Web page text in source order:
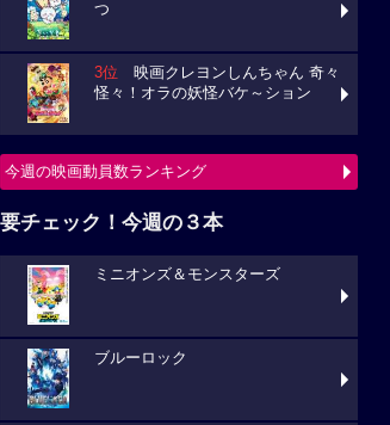
つ
3位 映画クレヨンしんちゃん 奇々
怪々！オラの妖怪バケ～ション
今週の映画動員数ランキング
要チェック！今週の３本
ミニオンズ＆モンスターズ
ブルーロック